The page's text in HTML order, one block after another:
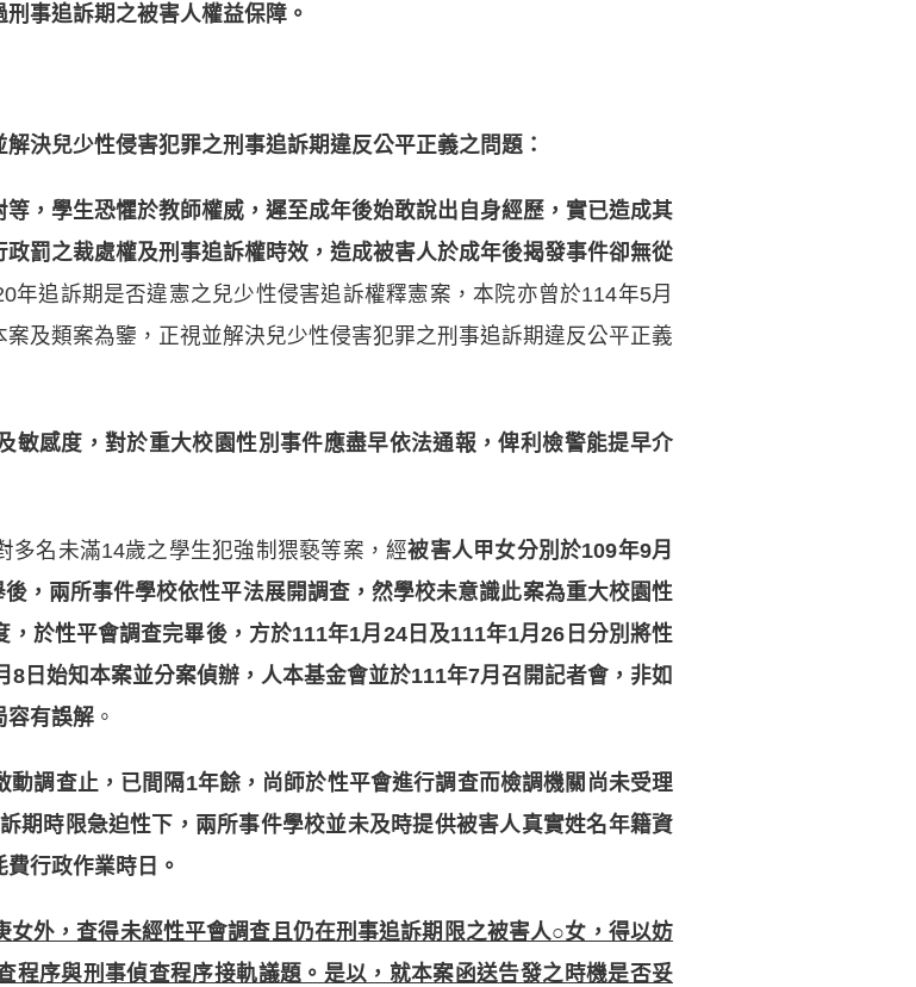
事追訴期之被害人權益保障。
決兒少性侵害犯罪之刑事追訴期違反公平正義之問題：
，學生恐懼於教師權威，遲至成年後始敢說出自身經歷，實已造成其
罰之裁處權及刑事追訴權時效，造成被害人於成年後揭發事件卻無從
年追訴期是否違憲之兒少性侵害追訴權釋憲案，本院亦曾於114年5月
及類案為鑒，正視並解決兒少性侵害犯罪之刑事追訴期違反公平正義
敏感度，對於重大校園性別事件應盡早依法通報，俾利檢警能提早介
多名未滿14歲之學生犯強制猥褻等案，經被害人甲女分別於109年9月
，兩所事件學校依性平法展開調查，然學校未意識此案為重大校園性
於性平會調查完畢後，方於111年1月24日及111年1月26日分別將性
日始知本案並分案偵辦，人本基金會並於111年7月召開記者會，非如
容有誤解 。
動調查止，已間隔1年餘，尚師於性平會進行調查而檢調機關尚未受理
期時限急迫性下，兩所事件學校並未及時提供被害人真實姓名年籍資
行政作業時日。
外，查得未經性平會調查且仍在刑事追訴期限之被害人○女，得以妨
程序與刑事偵查程序接軌議題。是以，就本案函送告發之時機是否妥